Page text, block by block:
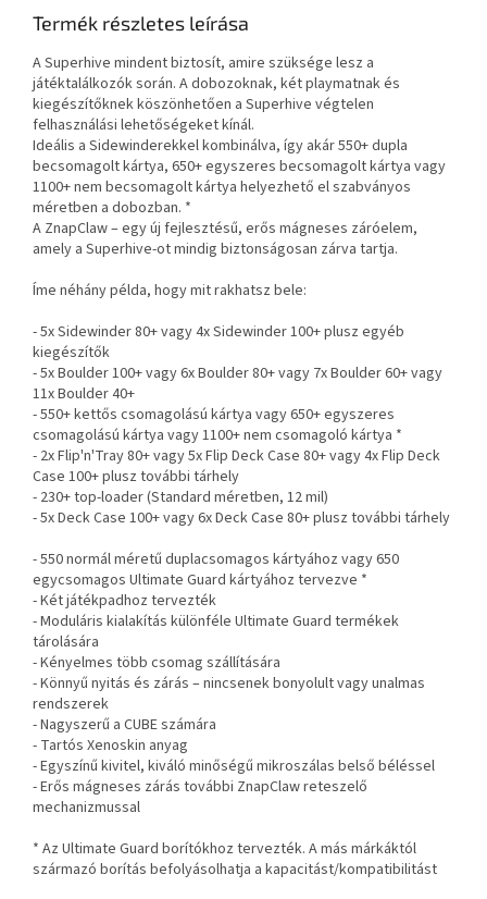
Termék részletes leírása
A Superhive mindent biztosít, amire szüksége lesz a
játéktalálkozók során. A dobozoknak, két playmatnak és
kiegészítőknek köszönhetően a Superhive végtelen
felhasználási lehetőségeket kínál.
Ideális a Sidewinderekkel kombinálva, így akár 550+ dupla
becsomagolt kártya, 650+ egyszeres becsomagolt kártya vagy
1100+ nem becsomagolt kártya helyezhető el szabványos
méretben a dobozban. *
A ZnapClaw – egy új fejlesztésű, erős mágneses záróelem,
amely a Superhive-ot mindig biztonságosan zárva tartja.
Íme néhány példa, hogy mit rakhatsz bele:
- 5x Sidewinder 80+ vagy 4x Sidewinder 100+ plusz egyéb
kiegészítők
- 5x Boulder 100+ vagy 6x Boulder 80+ vagy 7x Boulder 60+ vagy
11x Boulder 40+
- 550+ kettős csomagolású kártya vagy 650+ egyszeres
csomagolású kártya vagy 1100+ nem csomagoló kártya *
- 2x Flip'n'Tray 80+ vagy 5x Flip Deck Case 80+ vagy 4x Flip Deck
Case 100+ plusz további tárhely
- 230+ top-loader (Standard méretben, 12 mil)
- 5x Deck Case 100+ vagy 6x Deck Case 80+ plusz további tárhely
- 550 normál méretű duplacsomagos kártyához vagy 650
egycsomagos Ultimate Guard kártyához tervezve *
- Két játékpadhoz tervezték
- Moduláris kialakítás különféle Ultimate Guard termékek
tárolására
- Kényelmes több csomag szállítására
- Könnyű nyitás és zárás – nincsenek bonyolult vagy unalmas
rendszerek
- Nagyszerű a CUBE számára
- Tartós Xenoskin anyag
- Egyszínű kivitel, kiváló minőségű mikroszálas belső béléssel
- Erős mágneses zárás további ZnapClaw reteszelő
mechanizmussal
* Az Ultimate Guard borítókhoz tervezték. A más márkáktól
származó borítás befolyásolhatja a kapacitást/kompatibilitást